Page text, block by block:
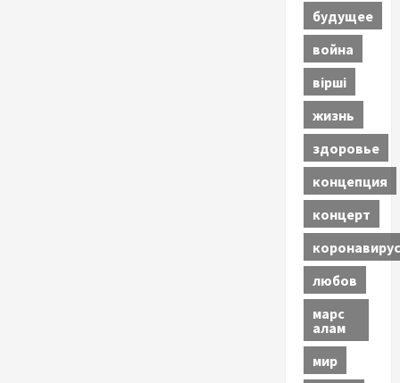
будущее
война
вірші
жизнь
здоровье
концепция
концерт
коронавирус
любов
марс
алам
мир